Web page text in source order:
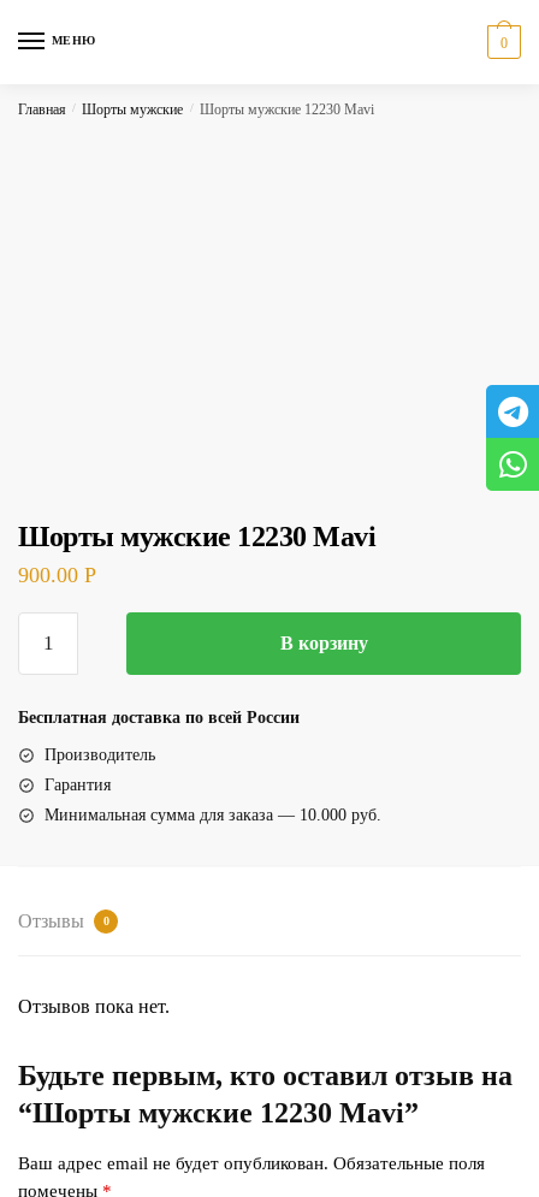
МЕНЮ 0
Главная / Шорты мужские / Шорты мужские 12230 Mavi
Шорты мужские 12230 Mavi
900.00 Р
товара
мужские
В корзину
Бесплатная доставка по всей России
Производитель
Гарантия
Минимальная сумма для заказа — 10.000 руб.
Отзывы 0
Отзывов пока нет.
Будьте первым, кто оставил отзыв на
“Шорты мужские 12230 Mavi”
Ваш адрес email не будет опубликован. Обязательные поля
помечены *